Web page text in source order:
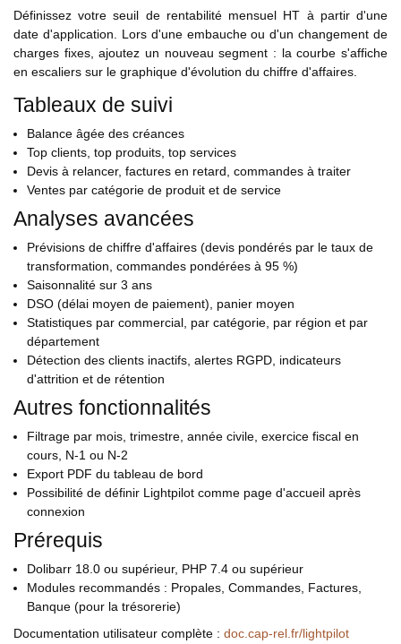
Définissez votre seuil de rentabilité mensuel HT à partir d'une
date d'application. Lors d'une embauche ou d'un changement de
charges fixes, ajoutez un nouveau segment : la courbe s'affiche
en escaliers sur le graphique d'évolution du chiffre d'affaires.
Tableaux de suivi
Balance âgée des créances
Top clients, top produits, top services
Devis à relancer, factures en retard, commandes à traiter
Ventes par catégorie de produit et de service
Analyses avancées
Prévisions de chiffre d'affaires (devis pondérés par le taux de
transformation, commandes pondérées à 95 %)
Saisonnalité sur 3 ans
DSO (délai moyen de paiement), panier moyen
Statistiques par commercial, par catégorie, par région et par
département
Détection des clients inactifs, alertes RGPD, indicateurs
d'attrition et de rétention
Autres fonctionnalités
Filtrage par mois, trimestre, année civile, exercice fiscal en
cours, N-1 ou N-2
Export PDF du tableau de bord
Possibilité de définir Lightpilot comme page d'accueil après
connexion
Prérequis
Dolibarr 18.0 ou supérieur, PHP 7.4 ou supérieur
Modules recommandés : Propales, Commandes, Factures,
Banque (pour la trésorerie)
Documentation utilisateur complète : doc.cap-rel.fr/lightpilot